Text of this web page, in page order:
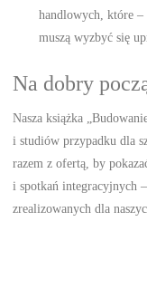
handlowych, które –
muszą wyzbyć się
Na dobry
Nasza książka
i studiów przypadku dla
razem z ofertą, by
i spotkań integracyjnych
zrealizowanych dla